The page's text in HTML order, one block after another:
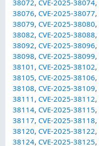
38072, CVE-2025-38074,
38076, CVE-2025-38077,
38079, CVE-2025-38080,
38082, CVE-2025-38088,
38092, CVE-2025-38096,
38098, CVE-2025-38099,
38101 , CVE-2025-38102,
38105, CVE-2025-38106,
38108, CVE-2025-38109,
38111 , CVE-2025-38112,
38114, CVE-2025-38115,
38117, CVE-2025-38118,
38120, CVE-2025-38122,
38124, CVE-2025-38125,